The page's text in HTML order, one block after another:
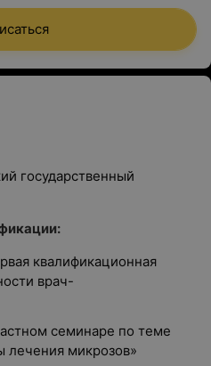
государственный
квалификационная
врач-
семинаре по теме
лечения микрозов»